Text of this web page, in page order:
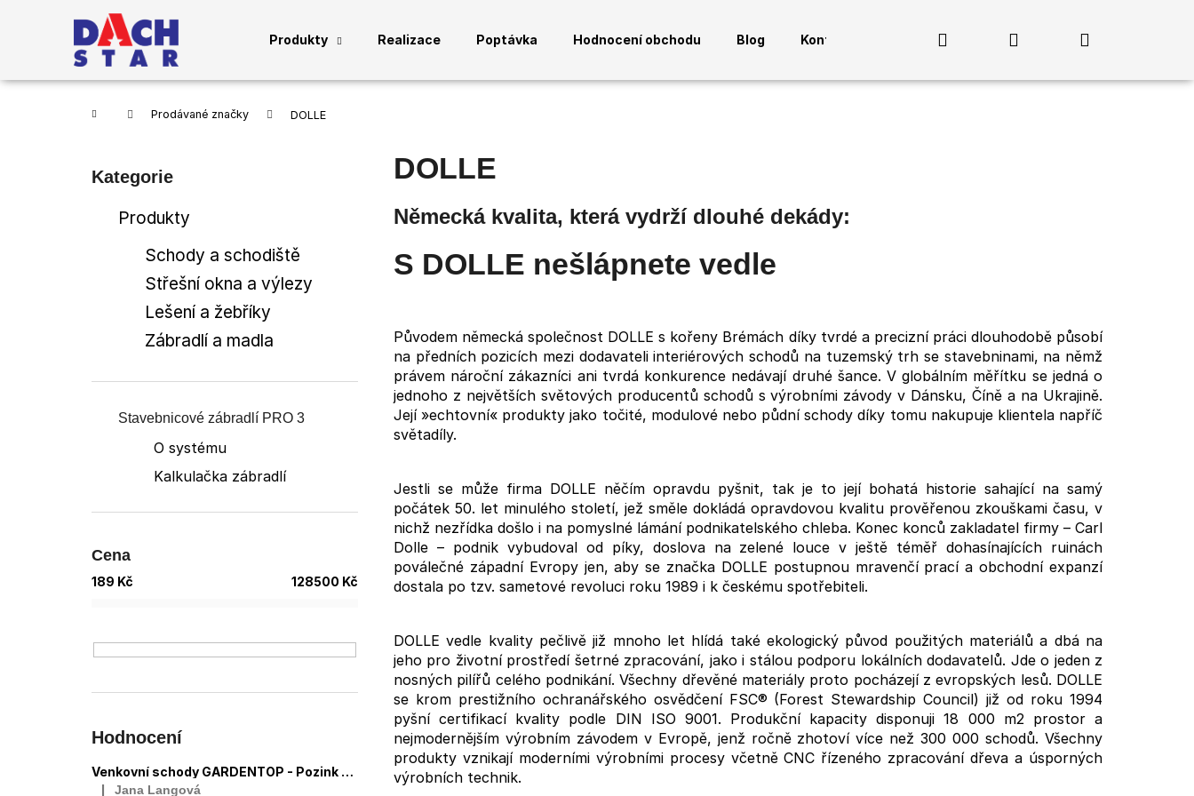
Produkty Realizace Poptávka Hodnocení obchodu Blog Kontakty Přihlášení
Domů Prodávané značky DOLLE
Přeskočit
kategorie
Kategorie
Produkty
Schody a schodiště
Střešní okna a výlezy
Lešení a žebříky
Zábradlí a madla
Stavebnicové zábradlí PRO 3
O systému
Kalkulačka zábradlí
Cena
189 Kč 128500 Kč
Hodnocení
Venkovní schody GARDENTOP - Pozink Standard (Trimax® - tmavě hnědá)
Jana Langová
DOLLE
Německá kvalita, která vydrží dlouhé dekády:
S DOLLE nešlápnete vedle
Původem německá společnost DOLLE s kořeny Brémách díky tvrdé a precizní práci dlouhodobě působí
na předních pozicích mezi dodavateli interiérových schodů na tuzemský trh se stavebninami, na němž
právem nároční zákazníci ani tvrdá konkurence nedávají druhé šance. V globálním měřítku se jedná o
jednoho z největších světových producentů schodů s výrobními závody v Dánsku, Číně a na Ukrajině.
Její »echtovní« produkty jako točité, modulové nebo půdní schody díky tomu nakupuje klientela napříč
světadíly.
Jestli se může firma DOLLE něčím opravdu pyšnit, tak je to její bohatá historie sahající na samý
počátek 50. let minulého století, jež směle dokládá opravdovou kvalitu prověřenou zkouškami času, v
nichž nezřídka došlo i na pomyslné lámání podnikatelského chleba. Konec konců zakladatel firmy – Carl
Dolle – podnik vybudoval od píky, doslova na zelené louce v ještě téměř dohasínajících ruinách
poválečné západní Evropy jen, aby se značka DOLLE postupnou mravenčí prací a obchodní expanzí
dostala po tzv. sametové revoluci roku 1989 i k českému spotřebiteli.
DOLLE vedle kvality pečlivě již mnoho let hlídá také ekologický původ použitých materiálů a dbá na
jeho pro životní prostředí šetrné zpracování, jako i stálou podporu lokálních dodavatelů. Jde o jeden z
nosných pilířů celého podnikání. Všechny dřevěné materiály proto pocházejí z evropských lesů. DOLLE
se krom prestižního ochranářského osvědčení FSC® (Forest Stewardship Council) již od roku 1994
pyšní certifikací kvality podle DIN ISO 9001. Produkční kapacity disponuji 18 000 m2 prostor a
nejmodernějším výrobním závodem v Evropě, jenž ročně zhotoví více než 300 000 schodů. Všechny
produkty vznikají moderními výrobními procesy včetně CNC řízeného zpracování dřeva a úsporných
výrobních technik.
í
Zpět
Zpět
VENKOVNÍ SCHODY GARDENTOP -
5 950 Kč
ANTRACITOVÝ SLOUPEK PRO 3
(RAL7016) - MONTÁŽ DO PODLAHY
1 640 Kč
ANTRACITOVÉ MADLO PRO 3
(RAL7016) - 2M, PRŮMĚR 40MM,
HLINÍK